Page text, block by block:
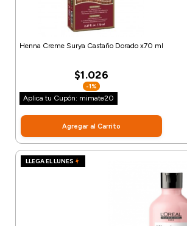
Henna Creme Surya Castaño Dorado x70 ml
$1.026
-1%
Aplica tu Cupón: mimate20
Agregar al Carrito
LLEGA EL LUNES